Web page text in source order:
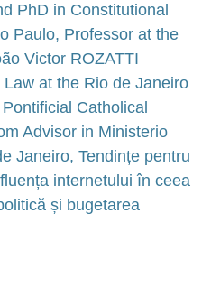
PhD in Constitutional
Paulo, Professor at the
Victor ROZATTI
at the Rio de Janeiro
Catholical
Advisor in Ministerio
Janeiro, Tendințe pentru
internetului în ceea
și bugetarea